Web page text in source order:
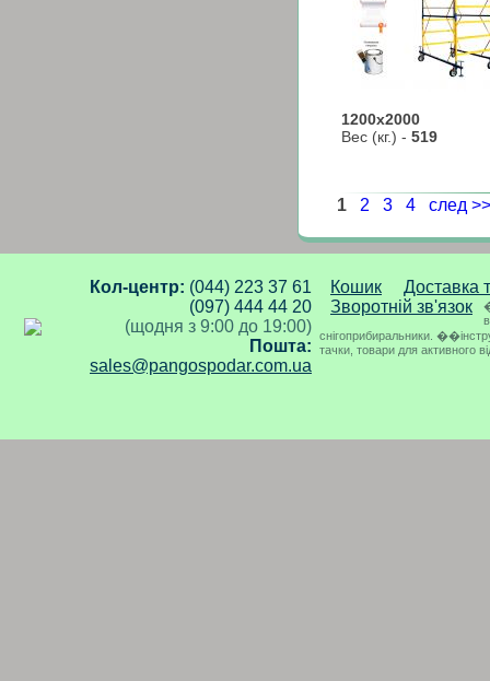
1200х2000
Вес (кг.) - 519
1 2 3 4 след >>
Кол-центр: (044) 223 37 61
(097) 444 44 20
(щодня з 9:00 до 19:00)
Пошта:
sales@pangospodar.com.ua
Кошик
Доставка
Зворотній зв'язок
снігоприбиральники.
тачки, товари для активного